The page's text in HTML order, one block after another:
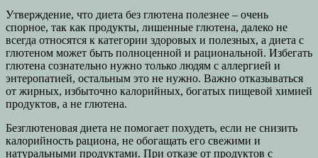
Утверждение, что диета без глютена полезнее – очень
спорное, так как продукты, лишенные глютена, далеко не
всегда относятся к категории здоровых и полезных, а диета с
глютеном может быть полноценной и рациональной. Избегать
глютена сознательно нужно только людям с аллергией и
энтеропатией, остальным это не нужно. Важно отказываться
от жирных, избыточно калорийных, богатых пищевой химией
продуктов, а не глютена.
Безглютеновая диета не помогает похудеть, если не снизить
калорийность рациона, не обогащать его свежими и
натуральными продуктами. При отказе от продуктов с